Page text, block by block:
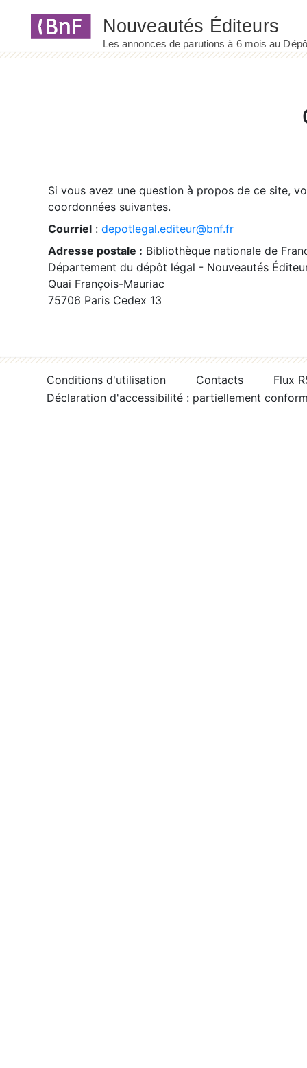
Si vous avez une question à propos de ce site,
coordonnées suivantes.
Courriel : depotlegal.editeur@bnf.fr
Adresse postale : Bibliothèque nationale de
Département du dépôt légal - Nouveautés
Quai François-Mauriac
75706 Paris Cedex 13
Conditions d'utilisation Contacts
Flux
Déclaration d'accessibilité : partiellement